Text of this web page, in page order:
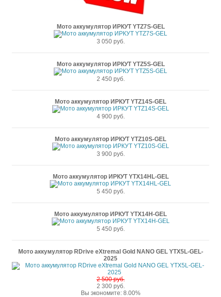
Мото аккумулятор ИРКУТ YTZ7S-GEL
3 050 руб.
Мото аккумулятор ИРКУТ YTZ5S-GEL
2 450 руб.
Мото аккумулятор ИРКУТ YTZ14S-GEL
4 900 руб.
Мото аккумулятор ИРКУТ YTZ10S-GEL
3 900 руб.
Мото аккумулятор ИРКУТ YTX14HL-GEL
5 450 руб.
Мото аккумулятор ИРКУТ YTX14H-GEL
5 450 руб.
Мото аккумулятор RDrive eXtremal Gold NANO GEL YTX5L-GEL-
2025
2 500 руб.
2 300 руб.
Вы экономите: 8.00%